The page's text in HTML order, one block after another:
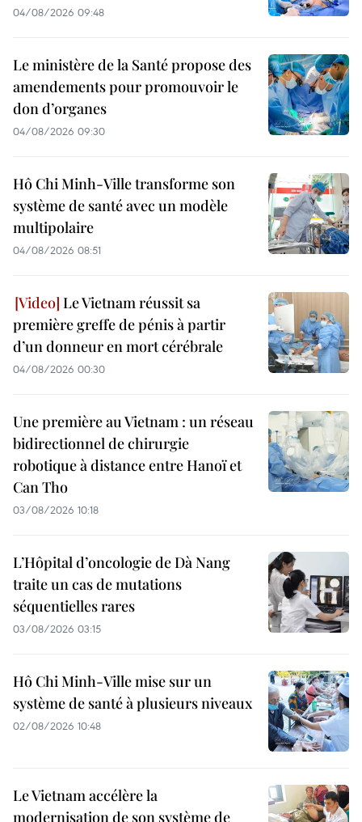
04/08/2026 09:48
Le ministère de la Santé propose des
amendements pour promouvoir le
don d’organes
04/08/2026 09:30
Hô Chi Minh-Ville transforme son
système de santé avec un modèle
multipolaire
04/08/2026 08:51
Le Vietnam réussit sa
première greffe de pénis à partir
d’un donneur en mort cérébrale
04/08/2026 00:30
Une première au Vietnam : un réseau
bidirectionnel de chirurgie
robotique à distance entre Hanoï et
Can Tho
03/08/2026 10:18
L’Hôpital d’oncologie de Dà Nang
traite un cas de mutations
séquentielles rares
03/08/2026 03:15
Hô Chi Minh-Ville mise sur un
système de santé à plusieurs niveaux
02/08/2026 10:48
Le Vietnam accélère la
modernisation de son système de